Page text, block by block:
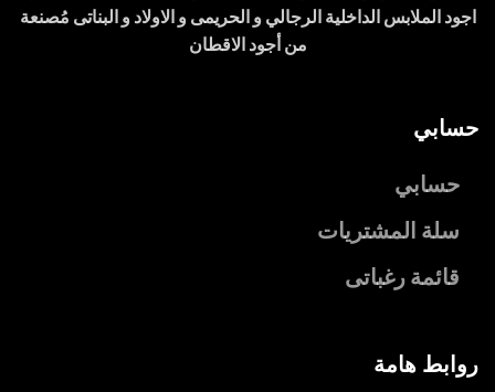
اجود الملابس الداخلية الرجالي و الحريمى و الاولاد و البناتى مُصنعة
من أجود الاقطان
حسابي
حسابي
سلة المشتريات
قائمة رغباتى
روابط هامة